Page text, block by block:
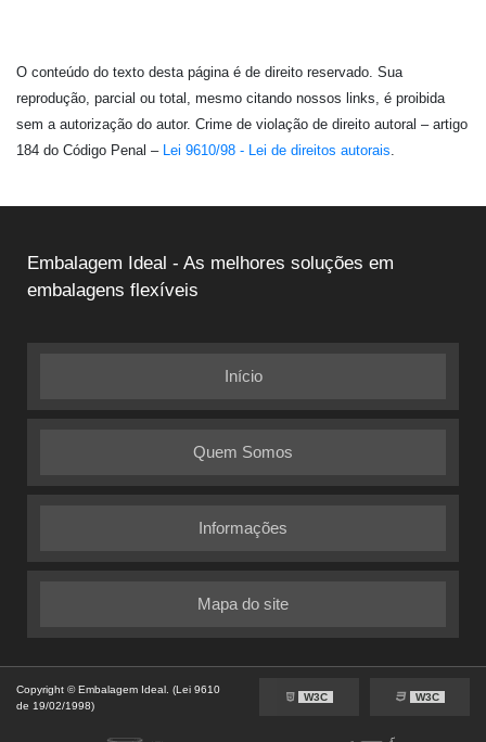
O conteúdo do texto desta página é de direito reservado. Sua
reprodução, parcial ou total, mesmo citando nossos links, é proibida
sem a autorização do autor. Crime de violação de direito autoral – artigo
184 do Código Penal – Lei 9610/98 - Lei de direitos autorais.
Embalagem Ideal - As melhores soluções em
embalagens flexíveis
Início
Quem Somos
Informações
Mapa do site
Copyright © Embalagem Ideal. (Lei 9610
de 19/02/1998)
W3C W3C